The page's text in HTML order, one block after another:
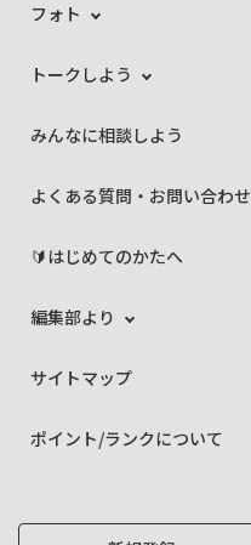
フォト
トークしよう
みんなに相談しよう
よくある質問・お問い合わせ
🔰はじめてのかたへ
編集部より
サイトマップ
ポイント/ランクについて